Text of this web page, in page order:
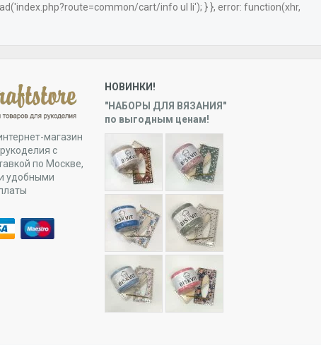
cart/info ul li'); } }, error: function(xhr,
магазин
с
по Москве,
удобными
НОВИНКИ!
"НАБОРЫ ДЛЯ ВЯЗАНИЯ"
по выгодным ценам!